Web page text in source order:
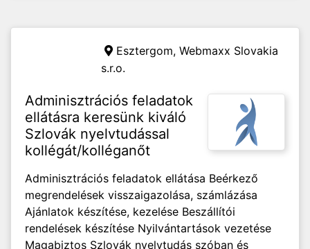
Esztergom, Webmaxx Slovakia
s.r.o.
Adminisztrációs feladatok
ellátásra keresünk kiváló
Szlovák nyelvtudással
kollégát/kolléganőt
Adminisztrációs feladatok ellátása Beérkező
megrendelések visszaigazolása, számlázása
Ajánlatok készítése, kezelése Beszállítói
rendelések készítése Nyilvántartások vezetése
Magabiztos Szlovák nyelvtudás szóban és